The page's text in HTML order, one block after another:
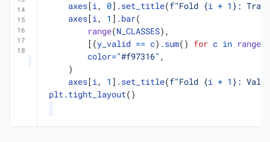
axes[i, 0] .set_title(f"Fold {i + 1 } :
axes[i, 1 ] .bar(
range(N_CLASSES),
[(y_valid == c) .sum() for c in range
color="#f97316" ,
)
axes[i, 1 ] .set_title(f"Fold {i + 1 } :
plt.tight_layout()